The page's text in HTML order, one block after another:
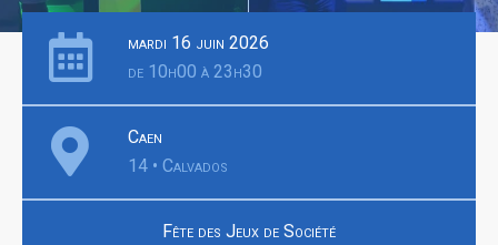
mardi 16 juin 2026
de 10h00 à 23h30
Caen
14 • Calvados
Fête des Jeux de Société